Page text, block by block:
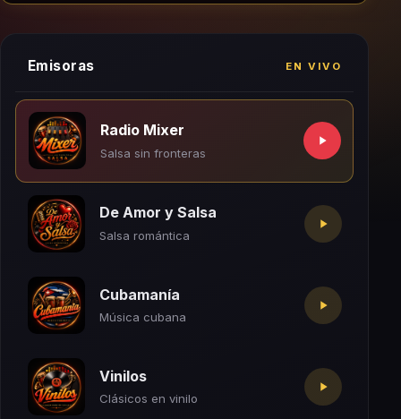
Emisoras EN VIVO
Radio Mixer
Salsa sin fronteras
De Amor y Salsa
Salsa romántica
Cubamanía
Música cubana
Vinilos
Clásicos en vinilo